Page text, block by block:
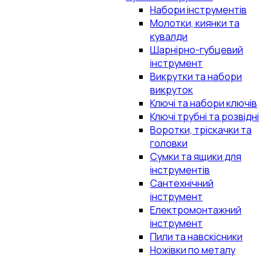
Набори інструментів
Молотки, киянки та
кувалди
Шарнірно-губцевий
інструмент
Викрутки та набори
викруток
Ключі та набори ключів
Ключі трубні та розвідні
Воротки, тріскачки та
головки
Сумки та ящики для
інструментів
Сантехнічний
інструмент
Електромонтажний
інструмент
Пили та навскісники
Ножівки по металу